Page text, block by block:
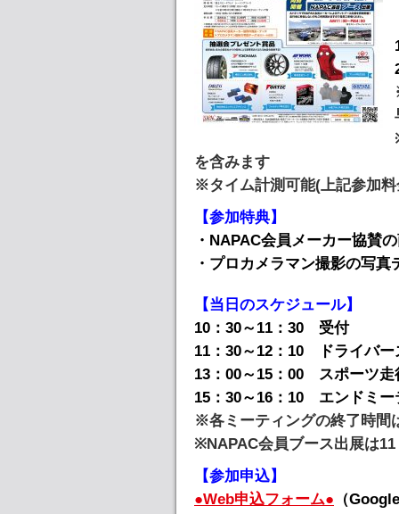
を含みます
※タイム計測可能(上記参加
【参加特典】
・NAPAC会員メーカー協賛
・プロカメラマン撮影の写
【当日のスケジュール】
10：30～11：30 受付
11：30～12：10 ドライバー
13：00～15：00 スポーツ走
15：30～16：10 エンドミー
※各ミーティングの終了時間
※NAPAC会員ブース出展は11
【参加申込】
●Web申込フォーム● （